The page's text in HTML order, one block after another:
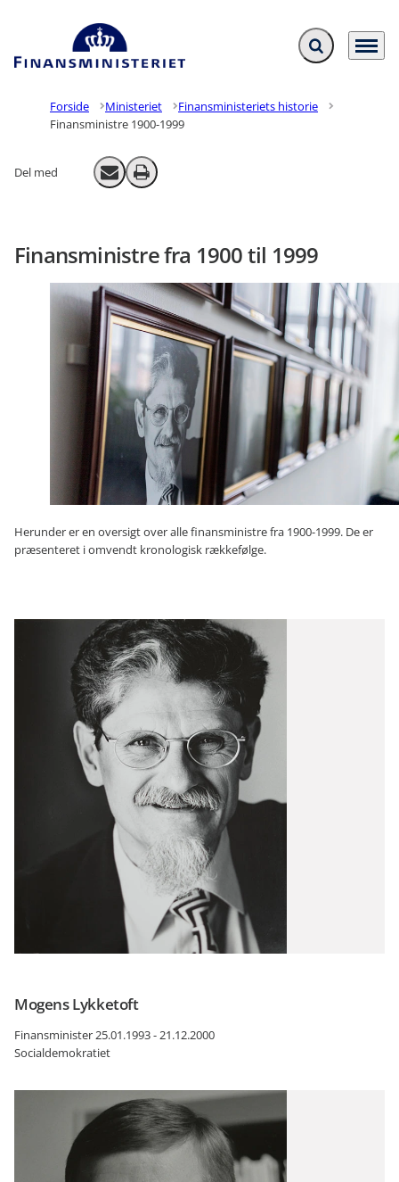
Gå til forsiden Fold søgefelt ud
Menu
Forside Ministeriet
Finansministeriets historie
Finansministre 1900-1999
Del med Send email
Print
Finansministre fra 1900 til 1999
Herunder er en oversigt over alle finansministre fra 1900-1999. De er
præsenteret i omvendt kronologisk rækkefølge.
Mogens Lykketoft
Finansminister 25.01.1993 - 21.12.2000
Socialdemokratiet